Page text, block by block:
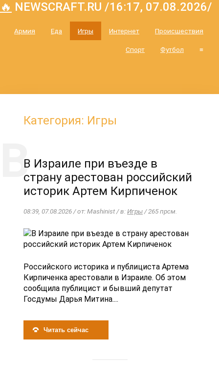
🔥 NEWSCRAFT.RU /16:17, 07.08.2026/
Армия Еда Игры Интернет Происшествия
Спорт Футбол ≡
Категория: Игры
В Израиле при въезде в
страну арестован российский
историк Артем Кирпиченок
08:39, 07.08.2026 / от: Mashinist / в:Игры/ 265 прсм.
Российского историка и публициста Артема
Кирпиченка арестовали в Израиле. Об этом
сообщила публицист и бывший депутат
Госдумы Дарья Митина....
Читать сейчас